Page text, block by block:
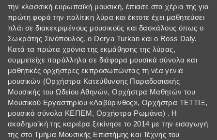
την κλασσική ευρωπαϊκή μουσική, έπιασε στα χέρια της για
πρώτη φορά την πολίτικη λύρα και έκτοτε έχει μαθητεύσει
πλάι σε διακεκριμένους μουσικούς και δασκάλους όπως ο
Σωκράτης Σινόπουλος, ο Derya Turkan και ο Ross Daly.
Κατά τα πρώτα χρόνια της εκμάθησης της λύρας,
συμμετείχε παράλληλα σε διάφορα μουσικά σύνολα και
μαθητικές ορχήστρες εκπροσωπώντας τη νέα γενιά
μουσικών (Ορχήστρα Κατεύθυνσης Παραδοσιακής
Μουσικής του Ωδείου Αθηνών, Ορχήστρα Μαθητών του
Μουσικού Εργαστηρίου «Λαβύρινθος», Ορχήστρα ΤΕΤΤΙΞ,
μουσικά σύνολα ΚΕΠΕΜ, Ορχήστρα Ρωμάνα) . Η
ακαδημαϊκή της καριέρα ξεκίνησε το 2014 με την εισαγωγή
της στο Τμήμα Μουσικής Επιστήμης και Τέχνης του